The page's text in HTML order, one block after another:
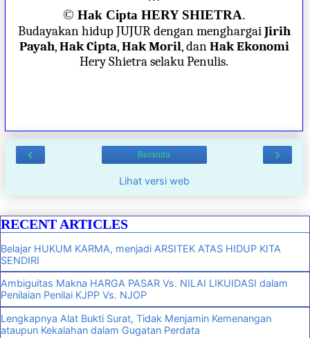
© Hak Cipta HERY SHIETRA.
Budayakan hidup JUJUR dengan menghargaiJirih
Payah,Hak Cipta,Hak Moril, danHak Ekonomi
Hery Shietra selaku Penulis.
‹ ›
Beranda
Lihat versi web
RECENT ARTICLES
Belajar HUKUM KARMA, menjadi ARSITEK ATAS HIDUP KITA
SENDIRI
Ambiguitas Makna HARGA PASAR Vs. NILAI LIKUIDASI dalam
Penilaian Penilai KJPP Vs. NJOP
Lengkapnya Alat Bukti Surat, Tidak Menjamin Kemenangan
ataupun Kekalahan dalam Gugatan Perdata